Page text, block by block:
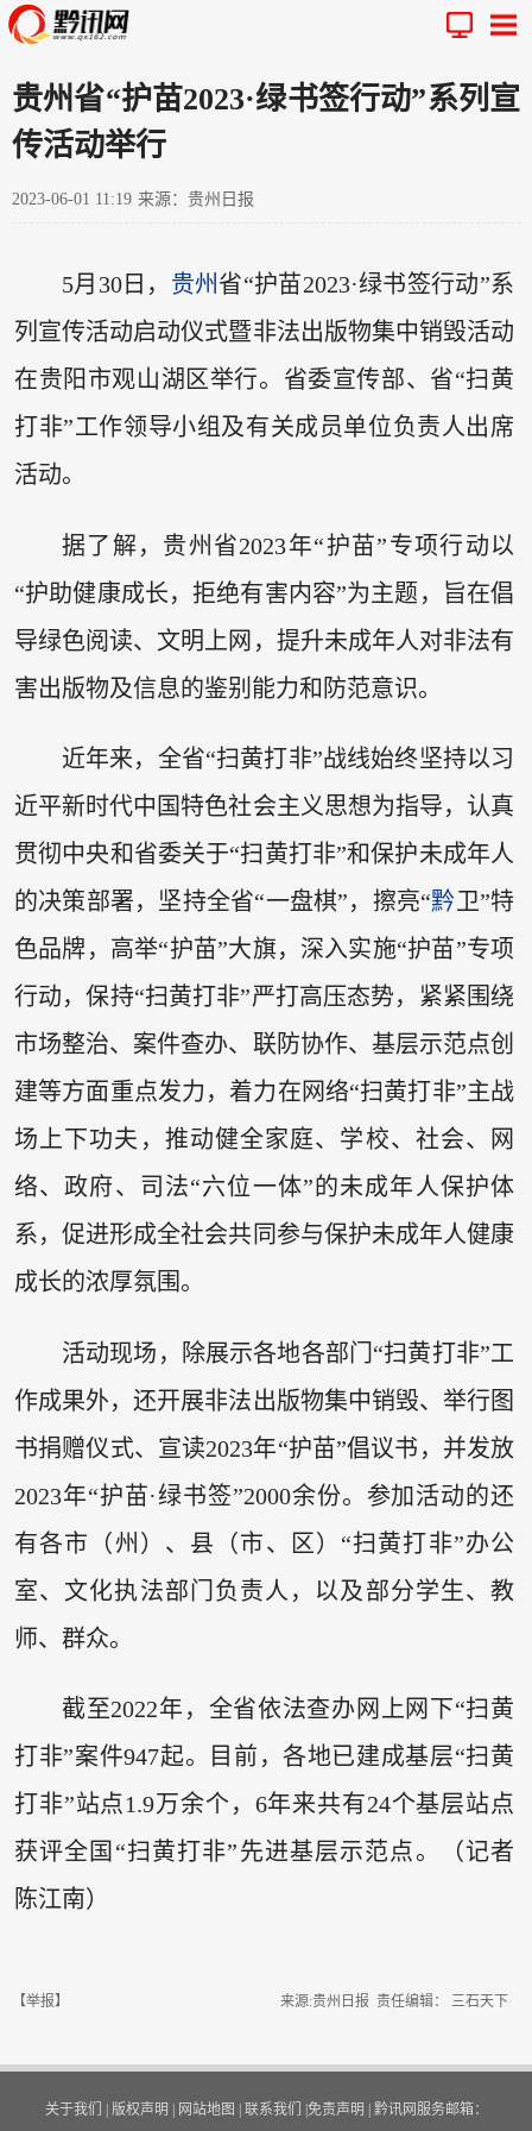
贵州省“护苗2023·绿书签行动”系列宣
传活动举行
2023-06-01 11:19 来源：贵州日报
5月30日， 贵州 省“护苗2023·绿书签行动”系
列宣传活动启动仪式暨非法出版物集中销毁活动
在贵阳市观山湖区举行。省委宣传部、省“扫黄
打非”工作领导小组及有关成员单位负责人出席
活动。
据了解，贵州省2023年“护苗”专项行动以
“护助健康成长，拒绝有害内容”为主题，旨在倡
导绿色阅读、文明上网，提升未成年人对非法有
害出版物及信息的鉴别能力和防范意识。
近年来，全省“扫黄打非”战线始终坚持以习
近平新时代中国特色社会主义思想为指导，认真
贯彻中央和省委关于“扫黄打非”和保护未成年人
的决策部署，坚持全省“一盘棋”，擦亮“黔卫”特
色品牌，高举“护苗”大旗，深入实施“护苗”专项
行动，保持“扫黄打非”严打高压态势，紧紧围绕
市场整治、案件查办、联防协作、基层示范点创
建等方面重点发力，着力在网络“扫黄打非”主战
场上下功夫，推动健全家庭、学校、社会、网
络、政府、司法“六位一体”的未成年人保护体
系，促进形成全社会共同参与保护未成年人健康
成长的浓厚氛围。
活动现场，除展示各地各部门“扫黄打非”工
作成果外，还开展非法出版物集中销毁、举行图
书捐赠仪式、宣读2023年“护苗”倡议书，并发放
2023年“护苗·绿书签”2000余份。参加活动的还
有各市（州）、县（市、区）“扫黄打非”办公
室、文化执法部门负责人，以及部分学生、教
师、群众。
截至2022年，全省依法查办网上网下“扫黄
打非”案件947起。目前，各地已建成基层“扫黄
打非”站点1.9万余个，6年来共有24个基层站点
获评全国“扫黄打非”先进基层示范点。（记者
陈江南）
【举报】 来源:贵州日报 责任编辑： 三石天下
关于我们 | 版权声明 | 网站地图 | 联系我们 |免责声明 | 黔讯网服务邮箱：